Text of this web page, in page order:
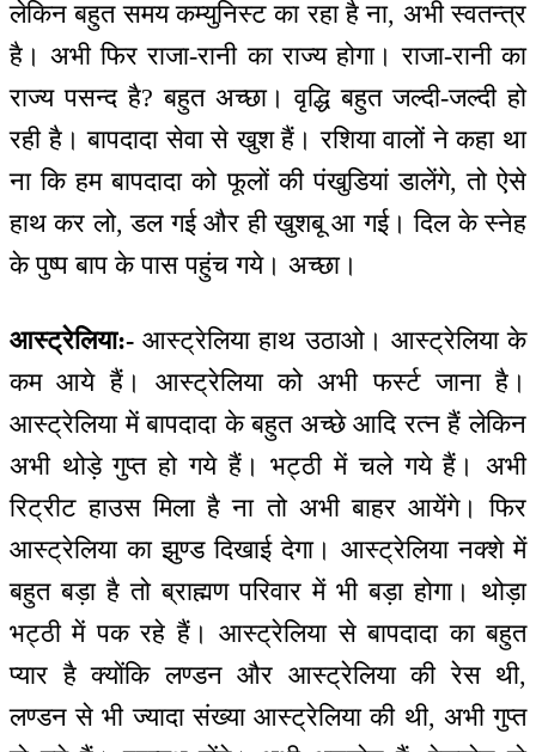
लेकिन बहुत समय कम्युनिस्ट का रहा है ना, अभी स्वतन्‍त्र
है। अभी फिर राजा-रानी का राज्य होगा। राजा-रानी का
राज्य पसन्द है? बहुत अच्छा। वृद्धि बहुत जल्दी-जल्दी हो
रही है। बापदादा सेवा से खुश हैं। रशिया वालों ने कहा था
ना कि हम बापदादा को फूलों की पंखुडियां डालेंगे, तो ऐसे
हाथ कर लो, डल गई और ही खुशबू आ गई। दिल के स्नेह
के पुष्प बाप के पास पहुंच गये। अच्छा।
आस्ट्रेलिया:- आस्ट्रेलिया हाथ उठाओ। आस्ट्रेलिया के
कम आये हैं। आस्ट्रेलिया को अभी फर्स्ट जाना है।
आस्ट्रेलिया में बापदादा के बहुत अच्छे आदि रत्न हैं लेकिन
अभी थोड़े गुप्त हो गये हैं। भट्ठी में चले गये हैं। अभी
रिट्रीट हाउस मिला है ना तो अभी बाहर आयेंगे। फिर
आस्ट्रेलिया का झुण्ड दिखाई देगा। आस्ट्रेलिया नक्शे में
बहुत बड़ा है तो ब्राह्मण परिवार में भी बड़ा होगा। थोड़ा
भट्ठी में पक रहे हैं। आस्ट्रेलिया से बापदादा का बहुत
प्यार है क्योंकि लण्डन और आस्ट्रेलिया की रेस थी,
लण्डन से भी ज्यादा संख्या आस्ट्रेलिया की थी, अभी गुप्त